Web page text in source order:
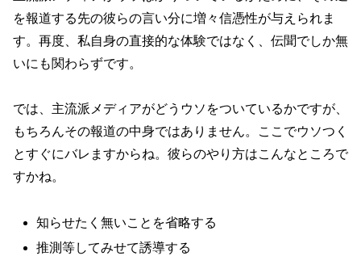
を報道する先の彼らの言い分に増々信憑性が与えられま
す。再度、私自身の直接的な体験ではなく、伝聞でしか無
いにも関わらずです。
では、主流派メディアがどうウソをついているかですが、
もちろんその報道の中身ではありません。ここでウソつく
とすぐにバレますからね。彼らのやり方はこんなところで
すかね。
知らせたく無いことを省略する
推測等してみせて誘導する